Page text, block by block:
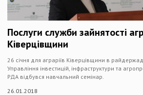
Послуги служби зайнятості
Ківерцівщини
26 січня для аграріїв Ківерцівщини в
Управління інвестицій, інфраструктури та
РДА відбувся навчальний семінар.
26.01.2018